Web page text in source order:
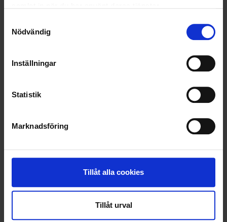
Nödvändig
Inställningar
Statistik
Marknadsföring
Tillåt alla cookies
Tillåt urval
HÅLLBAR RÅDGIVNING FÖR FÖRETAG OCH INDUSTRIER
KOMMUNALA UPPDRAG